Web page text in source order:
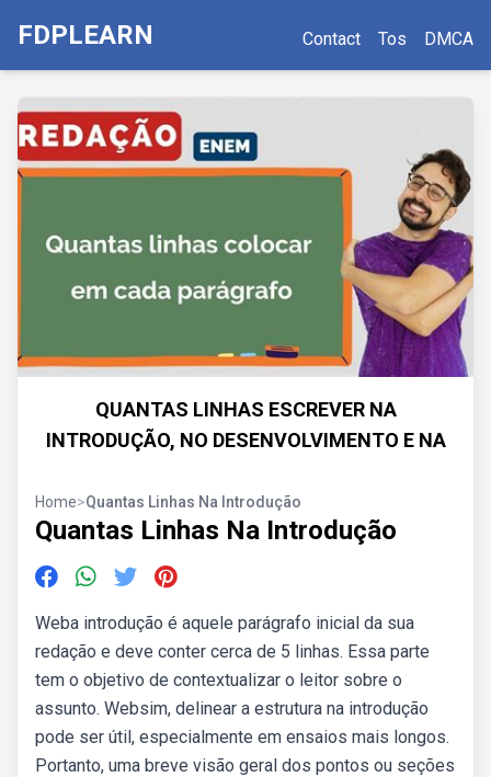
FDPLEARN Contact Tos DMCA
QUANTAS LINHAS ESCREVER NA
INTRODUÇÃO, NO DESENVOLVIMENTO E NA
Home>Quantas Linhas Na Introdução
Quantas Linhas Na Introdução
Weba introdução é aquele parágrafo inicial da sua
redação e deve conter cerca de 5 linhas. Essa parte
tem o objetivo de contextualizar o leitor sobre o
assunto. Websim, delinear a estrutura na introdução
pode ser útil, especialmente em ensaios mais longos.
Portanto, uma breve visão geral dos pontos ou seções